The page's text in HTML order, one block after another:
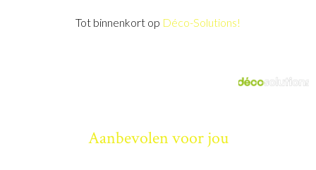
Tot binnenkort op Déco-Solutions!
Aanbevolen voor jou